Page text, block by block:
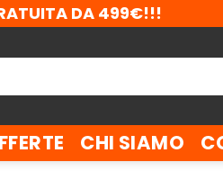
DA 499€!!!
CHI SIAMO